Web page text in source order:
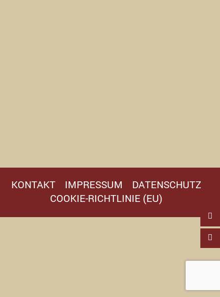
KONTAKT IMPRESSUM
DATENSCHUTZ
COOKIE-RICHTLINIE (EU)